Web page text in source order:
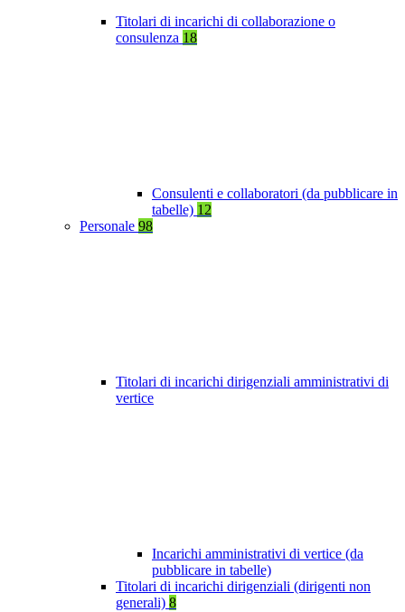
Titolari di incarichi di collaborazione o
consulenza 18
Consulenti e collaboratori (da pubblicare in
tabelle) 12
Personale 98
Titolari di incarichi dirigenziali amministrativi di
vertice
Incarichi amministrativi di vertice (da
pubblicare in tabelle)
Titolari di incarichi dirigenziali (dirigenti non
generali) 8